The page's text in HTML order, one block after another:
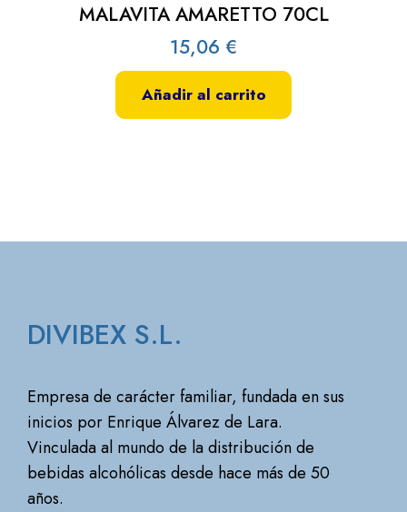
MALAVITA AMARETTO 70CL
15,06 €
Añadir al carrito
DIVIBEX S.L.
Empresa de carácter familiar, fundada en sus
inicios por Enrique Álvarez de Lara.
Vinculada al mundo de la distribución de
bebidas alcohólicas desde hace más de 50
años.